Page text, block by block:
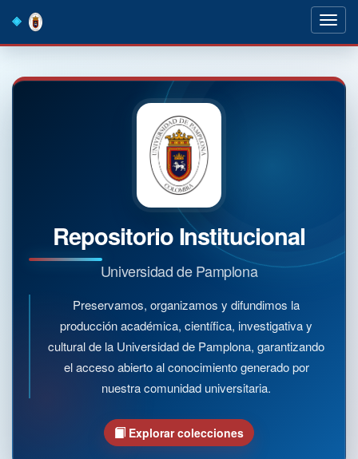
navigation
Repositorio Institucional
Universidad de Pamplona
Preservamos, organizamos y difundimos la
producción académica, científica, investigativa y
cultural de la Universidad de Pamplona, garantizando
el acceso abierto al conocimiento generado por
nuestra comunidad universitaria.
Explorar colecciones